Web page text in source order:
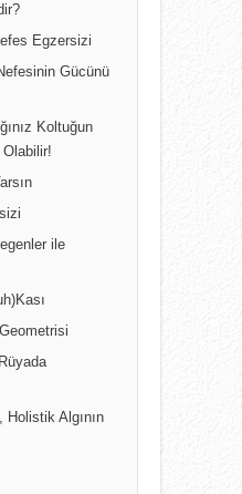
Egzersizi
Gücünü
Koltuğun
Olabilir!
ile
Algının